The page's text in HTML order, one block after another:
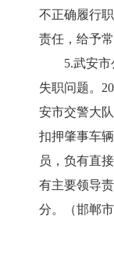
不正确履行
责任，给予
5.武安
失职问题。
安市交警大
扣押肇事车
员，负有直
有主要领导
分。（邯郸市